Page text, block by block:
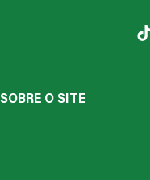
TikTok
SOBRE O SITE